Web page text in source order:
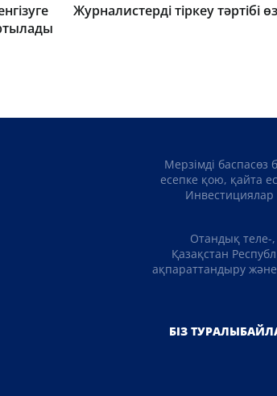
Журналистерді тіркеу тәртібі
Мерзімді баспасөз
есепке қою, қайта
Инвестициялар
Отандық теле-
Қазақстан
ақпараттандыру
БІЗ ТУРАЛЫ